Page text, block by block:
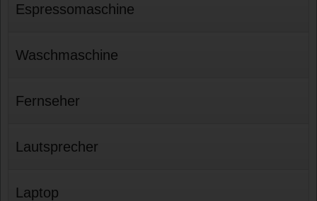
Espressomaschine
Waschmaschine
Fernseher
Lautsprecher
Laptop